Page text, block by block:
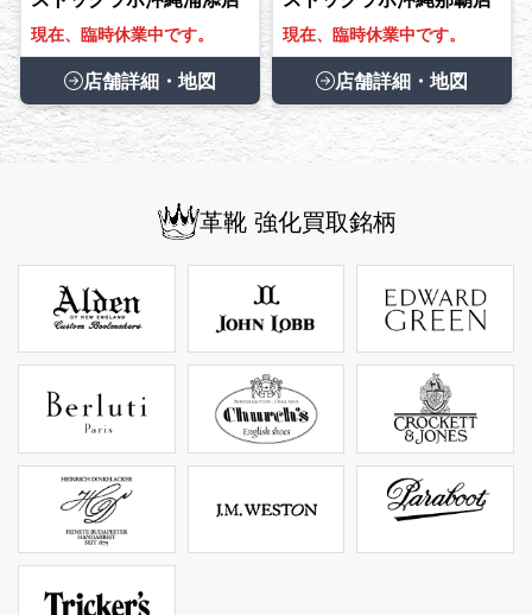
現在、臨時休業中です。
店舗詳細・地図
現在、臨時休業中です。
店舗詳細・地図
革靴 強化買取銘柄